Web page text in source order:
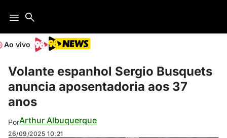
Ao vivo
Volante espanhol Sergio Busquets
anuncia aposentadoria aos 37
anos
PorArthur Albuquerque
26/09/2025 10:21